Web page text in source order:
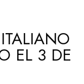
EL 3 DE